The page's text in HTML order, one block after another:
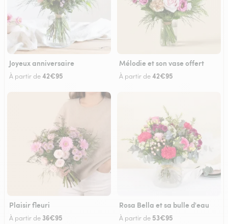
Joyeux anniversaire
À partir de42€95
Mélodie et son vase offert
À partir de42€95
Plaisir fleuri
À partir de 36€95
Rosa Bella et sa bulle d'eau
À partir de 53€95